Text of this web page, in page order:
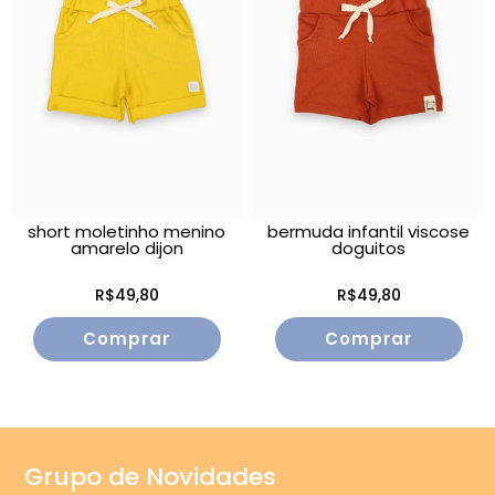
short moletinho menino
amarelo dijon
R$49,80
Comprar
bermuda infantil viscose
doguitos
R$49,80
Comprar
Grupo de Novidades